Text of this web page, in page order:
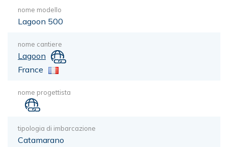
nome modello
Lagoon 500
nome cantiere
Lagoon
France
nome progettista
tipologia di imbarcazione
Catamarano